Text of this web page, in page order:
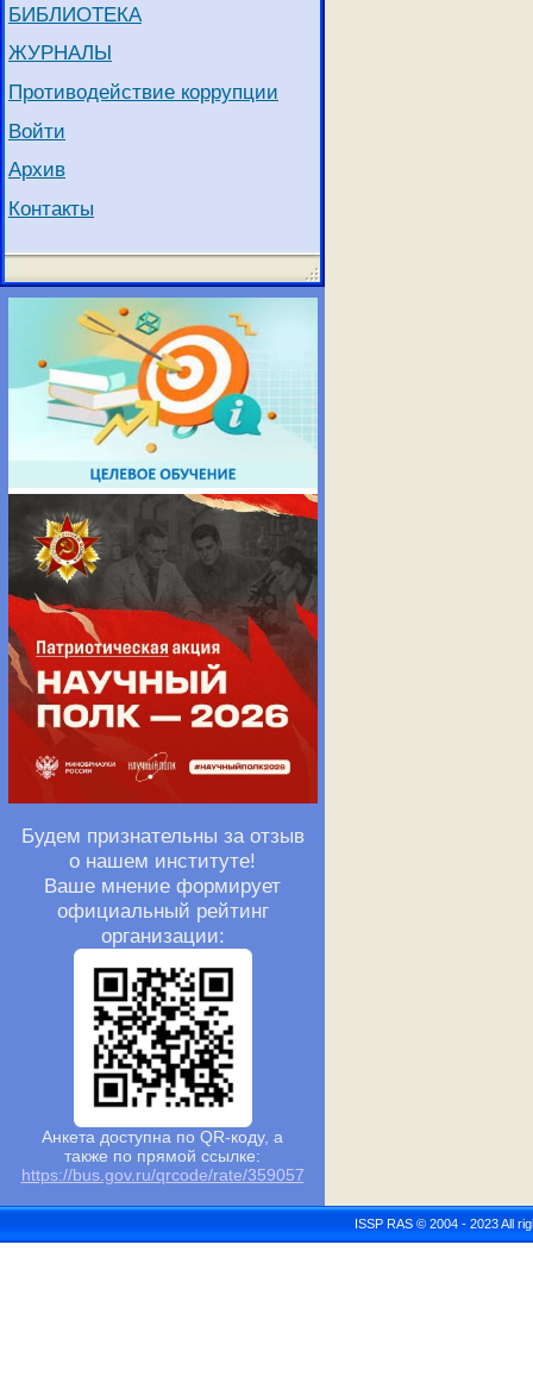
БИБЛИОТЕКА
ЖУРНАЛЫ
Противодействие коррупции
Войти
Архив
Контакты
Будем признательны за отзыв
о нашем институте!
Ваше мнение формирует
официальный рейтинг
организации:
Анкета доступна по QR-коду, а
также по прямой ссылке:
https://bus.gov.ru/qrcode/rate/359057
ISSP RAS © 2004 - 2023 All